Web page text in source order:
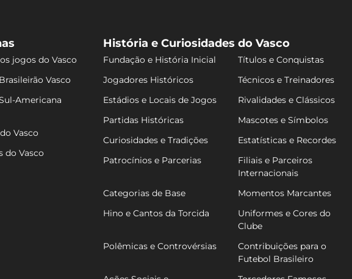
jogos do Vasco
Vasco
Americana
Vasco
do Vasco
História e Curiosidades do Vasco
Fundação e História Inicial
Títulos e Conquistas
Jogadores Históricos
Técnicos e Treinadores
Estádios e Locais de Jogos
Rivalidades e Clássicos
Partidas Históricas
Mascotes e Símbolos
Curiosidades e Tradições
Estatísticas e Recordes
Patrocínios e Parcerias
Filiais e Parceiros
Internacionais
Categorias de Base
Momentos Marcantes
Hino e Cantos da Torcida
Uniformes e Cores do
Clube
Polêmicas e Controvérsias
Contribuições para o
Futebol Brasileiro